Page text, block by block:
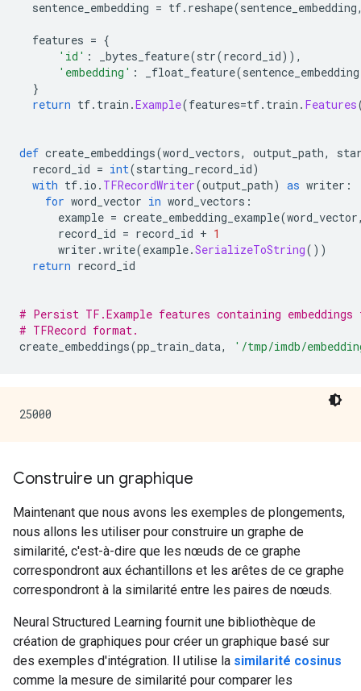
sentence_embedding = tf. reshape(sentence_embedding
features = {
'id' : _bytes_feature(str(record_id)),
'embedding' : _float_feature(sentence_embedding
}
return tf. train .Example(features=tf. train . Features
def create_embeddings(word_vectors, output_path,
record_id = int(starting_record_id)
with tf. io . TFRecordWriter(output_path) as writer :
for word_vector in word_vectors :
example = create_embedding_example(word_vector
record_id = record_id + 1
writer .write(example.SerializeToString())
return record_id
# Persist TF.Example features containing
# TFRecord format.
create_embeddings(pp_train_data, '/tmp/imdb/
Construire un graphique
Maintenant que nous avons les exemples de plongements,
nous allons les utiliser pour construire un graphe de
similarité, c'est-à-dire que les nœuds de ce graphe
correspondront aux échantillons et les arêtes de ce graphe
correspondront à la similarité entre les paires de nœuds.
Neural Structured Learning fournit une bibliothèque de
création de graphiques pour créer un graphique basé sur
des exemples d'intégration. Il utilise la similarité cosinus
comme la mesure de similarité pour comparer les